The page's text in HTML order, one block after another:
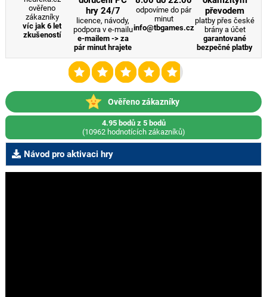
ověřeno
zákazníky
víc jak 6 let
zkušeností
hry 24/7
licence, návody,
podpora v e-mailu
e-mailem -> za
pár minut hrajete
odpovíme do pár
minut
info@tbgames.cz
převodem
platby přes české
brány a účet
garantované
bezpečné platby
Ověřeno zákazníky
4.95 bodů z 5 bodů
(10962 hodnotících zákazníků)
Návod pro aktivaci hry